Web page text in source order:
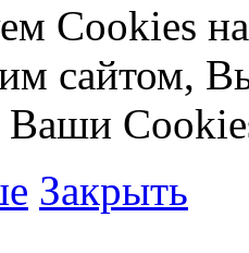
Cookies
сайтом,
Ваши
Закрыть